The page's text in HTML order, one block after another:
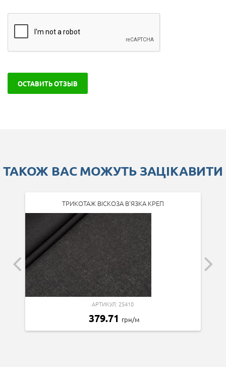
ОСТАВИТЬ ОТЗЫВ
ТАКОЖ ВАС МОЖУТЬ ЗАЦІКАВИТИ
ТРИКОТАЖ ВІСКОЗА В'ЯЗКА КРЕП
АРТИКУЛ: 25410
379.71 грн/м